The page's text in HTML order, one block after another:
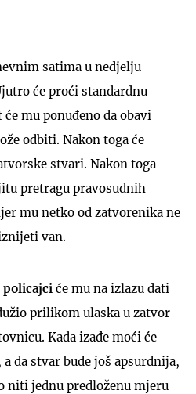
satima u nedjelju
će proći standardnu
mu ponuđeno da obavi
odbiti. Nakon toga će
stvari. Nakon toga
pretragu pravosudnih
mu netko od zatvorenika ne
van.
policajci će mu na izlazu dati
prilikom ulaska u zatvor
Kada izađe moći će
da stvar bude još apsurdnija,
niti jednu predloženu mjeru